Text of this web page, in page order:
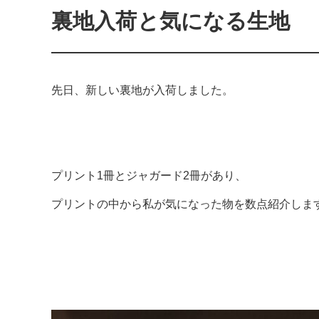
裏地入荷と気になる生地
先日、新しい裏地が入荷しました。
プリント1冊とジャガード2冊があり、
プリントの中から私が気になった物を数点紹介しま